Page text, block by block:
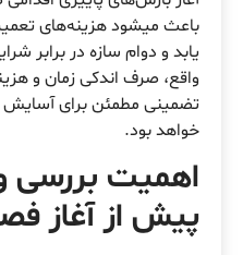
باعث میشود هزینه‌های
یابد و دوام سازه در برابر
واقع، صرف اندکی زمان و
تضمینی مطمئن برای
خواهد بود.
اهمیت بررسی
پیش از آغاز